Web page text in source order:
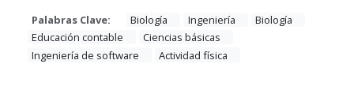
Palabras Clave: Biología Ingeniería
Biología
Educación contable
Ciencias básicas
Ingeniería de software
Actividad física